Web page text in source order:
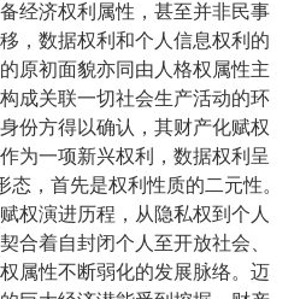
经济权利属性，甚至并非民事
，数据权利和个人信息权利的
原初面貌亦同由人格权属性主
成关联一切社会生产活动的环
份方得以确认，其财产化赋权
为一项新兴权利，数据权利呈
态，首先是权利性质的二元性。
权演进历程，从隐私权到个人
合着自封闭个人至开放社会、
属性不断弱化的发展脉络。迈